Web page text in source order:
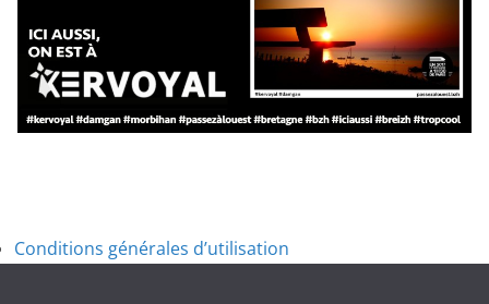
Conditions générales d’utilisation